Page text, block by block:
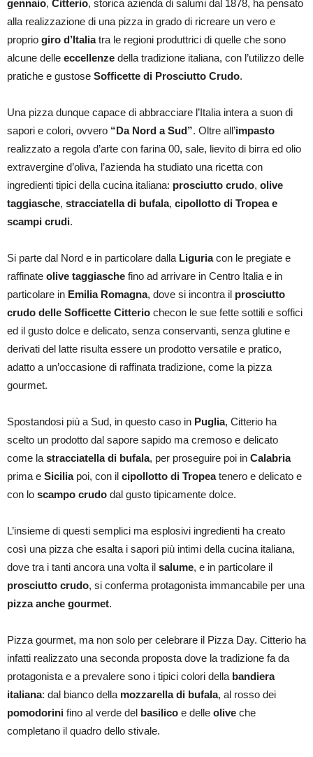
gennaio, Citterio, storica azienda di salumi dal 1878, ha pensato
alla realizzazione di una pizza in grado di ricreare un vero e
proprio giro d’Italiatra le regioni produttrici di quelle che sono
alcune delle eccellenze della tradizione italiana, con l’utilizzo delle
pratiche e gustose Sofficette di Prosciutto Crudo.
Una pizza dunque capace di abbracciare l’Italia intera a suon di
sapori e colori, ovvero “Da Nord a Sud”. Oltre all’impasto
realizzato a regola d’arte con farina 00, sale, lievito di birra ed olio
extravergine d’oliva, l’azienda ha studiato una ricetta con
ingredienti tipici della cucina italiana: prosciutto crudo, olive
taggiasche, stracciatella di bufala, cipollotto di Tropea e
scampi crudi.
Si parte dal Nord e in particolare dalla Liguriacon le pregiate e
raffinate olive taggiasche fino ad arrivare in Centro Italia e in
particolare in Emilia Romagna, dove si incontra il prosciutto
crudo delle Sofficette Citterio checon le sue fette sottili e soffici
ed il gusto dolce e delicato, senza conservanti, senza glutine e
derivati del latte risulta essere un prodotto versatile e pratico,
adatto a un’occasione di raffinata tradizione, come la pizza
gourmet.
Spostandosi più a Sud, in questo caso in Puglia, Citterio ha
scelto un prodotto dal sapore sapido ma cremoso e delicato
come la stracciatella di bufala, per proseguire poi in Calabria
prima e Siciliapoi, con il cipollotto di Tropeatenero e delicato e
con lo scampo crudo dal gusto tipicamente dolce.
L’insieme di questi semplici ma esplosivi ingredienti ha creato
così una pizza che esalta i sapori più intimi della cucina italiana,
dove tra i tanti ancora una volta il salume, e in particolare il
prosciutto crudo, si conferma protagonista immancabile per una
pizza anche gourmet.
Pizza gourmet, ma non solo per celebrare il Pizza Day. Citterio ha
infatti realizzato una seconda proposta dove la tradizione fa da
protagonista e a prevalere sono i tipici colori della bandiera
italiana: dal bianco della mozzarella di bufala, al rosso dei
pomodorini fino al verde del basilico e delle olive che
completano il quadro dello stivale.